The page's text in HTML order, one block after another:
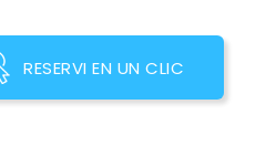
RESERVI EN UN CLIC